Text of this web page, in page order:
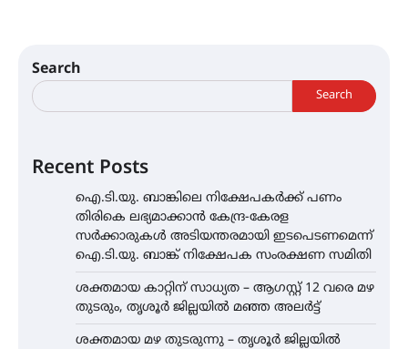
Search
Search
Recent Posts
ഐ.ടി.യു. ബാങ്കിലെ നിക്ഷേപകർക്ക് പണം
തിരികെ ലഭ്യമാക്കാൻ കേന്ദ്ര-കേരള
സർക്കാരുകൾ അടിയന്തരമായി ഇടപെടണമെന്ന്
ഐ.ടി.യു. ബാങ്ക് നിക്ഷേപക സംരക്ഷണ സമിതി
ശക്തമായ കാറ്റിന് സാധ്യത – ആഗസ്റ്റ് 12 വരെ മഴ
തുടരും, തൃശൂർ ജില്ലയിൽ മഞ്ഞ അലർട്ട്
ശക്തമായ മഴ തുടരുന്നു – തൃശൂർ ജില്ലയിൽ